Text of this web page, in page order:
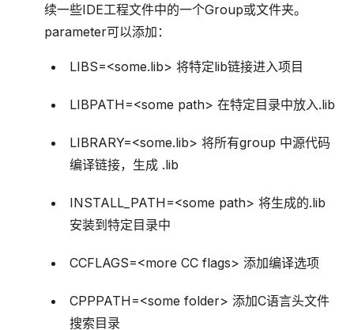
续一些IDE工程文件中的一个Group或文件夹。
parameter可以添加：
LIBS=<some.lib> 将特定lib链接进入项目
LIBPATH=<some path> 在特定目录中放入.lib
LIBRARY=<some.lib> 将所有group 中源代码
编译链接，生成 .lib
INSTALL_PATH=<some path> 将生成的.lib
安装到特定目录中
CCFLAGS=<more CC flags> 添加编译选项
CPPPATH=<some folder> 添加C语言头文件
搜索目录